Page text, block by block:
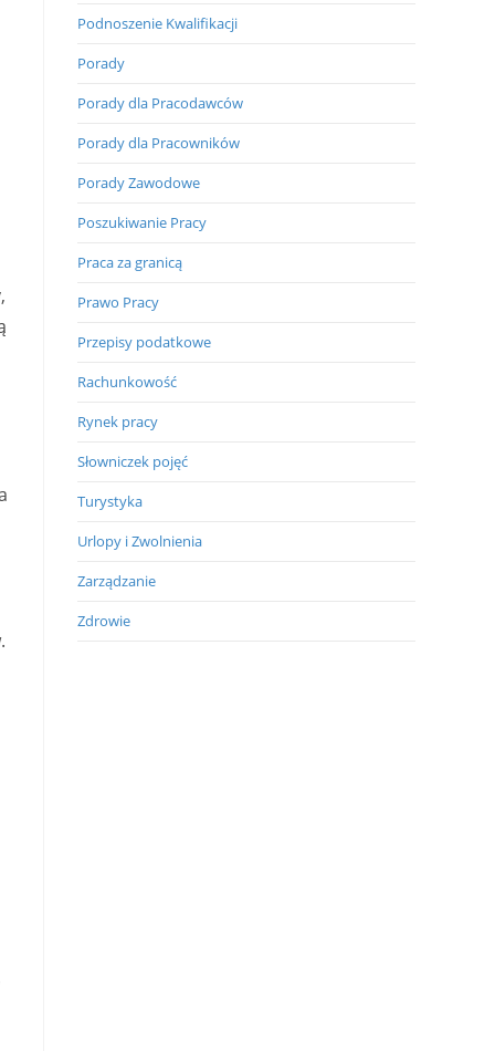
Podnoszenie Kwalifikacji
Porady
Porady dla Pracodawców
Porady dla Pracowników
Porady Zawodowe
Poszukiwanie Pracy
Praca za granicą
Prawo Pracy
Przepisy podatkowe
Rachunkowość
Rynek pracy
Słowniczek pojęć
Turystyka
Urlopy i Zwolnienia
Zarządzanie
Zdrowie